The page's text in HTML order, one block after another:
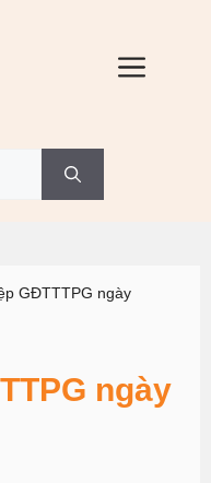
GĐTTTPG ngày
ngày